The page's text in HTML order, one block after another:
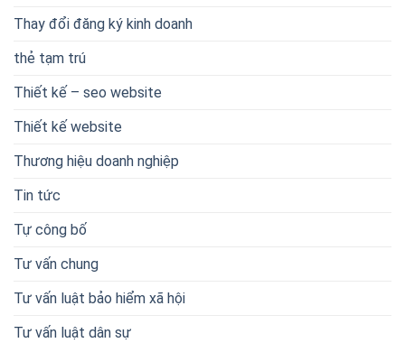
Thay đổi đăng ký kinh doanh
thẻ tạm trú
Thiết kế – seo website
Thiết kế website
Thương hiệu doanh nghiệp
Tin tức
Tự công bố
Tư vấn chung
Tư vấn luật bảo hiểm xã hội
Tư vấn luật dân sự